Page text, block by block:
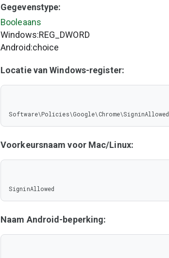
Gegevenstype:
Booleaans
Windows:REG_DWORD
Android:choice
Locatie van Windows-register:
Software\Policies\Google\Chrome\SigninAllowed
Voorkeursnaam voor Mac/Linux:
SigninAllowed
Naam Android-beperking: